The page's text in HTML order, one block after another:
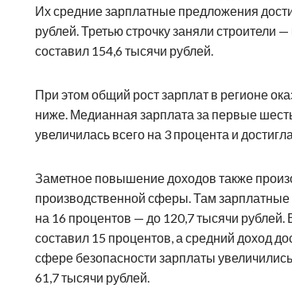
Их средние зарплатные предложения
рублей. Третью строчку заняли строители
составил 154,6 тысячи рублей.
При этом общий рост зарплат в регионе
ниже. Медианная зарплата за первые
увеличилась всего на 3 процента и
Заметное повышение доходов также
производственной сферы. Там
на 16 процентов — до 120,7 тысячи рублей.
составил 15 процентов, а средний доход
сфере безопасности зарплаты
61,7 тысячи рублей.